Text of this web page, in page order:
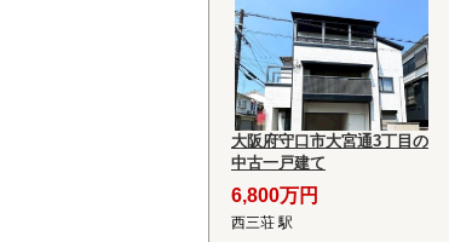
大阪府守口市大宮通3丁目の
中古一戸建て
6,800万円
西三荘 駅